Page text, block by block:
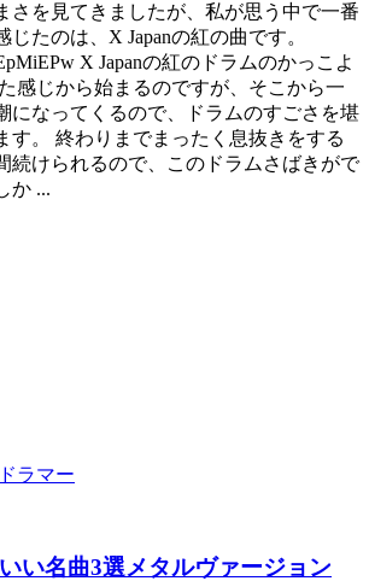
さを見てきましたが、私が思う中で一番
じたのは、X Japanの紅の曲です。
X Japanの紅のドラムのかっこよ
感じから始まるのですが、そこから一
になってくるので、ドラムのすごさを堪
す。 終わりまでまったく息抜きをする
続けられるので、このドラムさばきがで
か ...
ドラマー
い名曲3選メタルヴァージョン